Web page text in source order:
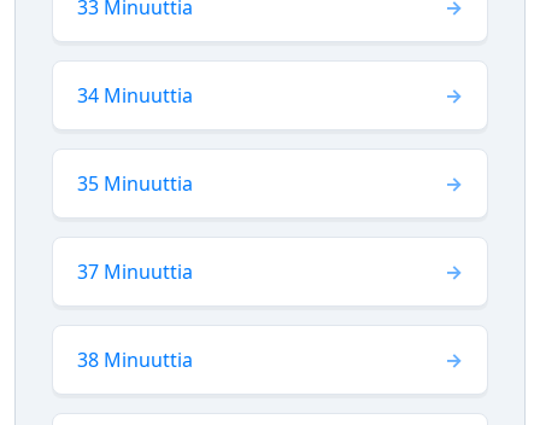
33 Minuuttia
34 Minuuttia
35 Minuuttia
37 Minuuttia
38 Minuuttia